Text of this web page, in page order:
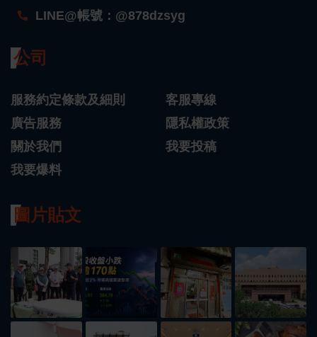
LINE@帳號：@878dzsyg
公司
服務約定條款及細則
客服專線
廣告服務
隱私權政策
關於我們
我要投稿
我要爆料
圖片貼文